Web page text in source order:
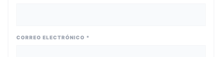
CORREO ELECTRÓNICO *